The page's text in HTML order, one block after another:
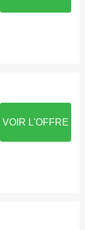
VOIR L'OFFRE